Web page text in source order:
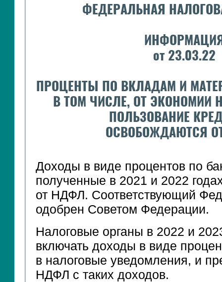
ФЕДЕРАЛЬНАЯ
от 23.03.22
ПРОЦЕНТЫ ПО ВКЛАДАМ И
В ТОМ ЧИСЛЕ, ОТ ЭКОНОМИИ
ПОЛЬЗОВАНИЕ
ОСВОБОЖДАЮТСЯ
Доходы в виде процентов по
полученные в 2021 и 2022
от НДФЛ. Соответствующий
одобрен Советом Федерации.
Налоговые органы в 2022 и
включать доходы в виде
в налоговые уведомления, и
НДФЛ с таких доходов.